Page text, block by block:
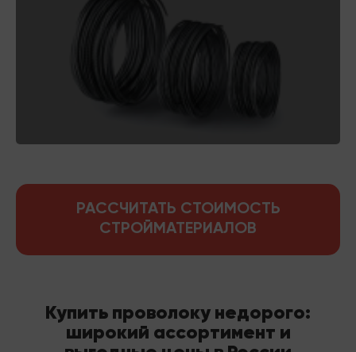
РАССЧИТАТЬ СТОИМОСТЬ
СТРОЙМАТЕРИАЛОВ
Купить проволоку недорого:
широкий ассортимент и